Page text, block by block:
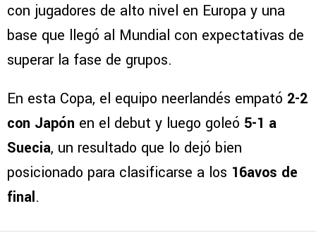
con jugadores de alto nivel en Europa y una
base que llegó al Mundial con expectativas de
superar la fase de grupos.
En esta Copa, el equipo neerlandés empató 2-2
con Japón en el debut y luego goleó 5-1 a
Suecia, un resultado que lo dejó bien
posicionado para clasificarse a los 16avos de
final.